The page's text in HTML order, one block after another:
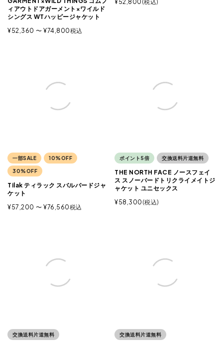
ィアウトドアガーメント×ワイルド
シングス WTハッピージャケット
¥52,360 〜 ¥74,800税込
¥52,800 税込
一部SALE 10%OFF
30%OFF
Tilak ティラック スバルバードジャ
ケット
¥57,200 〜 ¥76,560税込
ポイント5倍 交換送料片道無料
THE NORTH FACE ノースフェイ
ス スノーバードトリクライメイトジ
ャケット ユニセックス
¥58,300 税込
交換送料片道無料 交換送料片道無料